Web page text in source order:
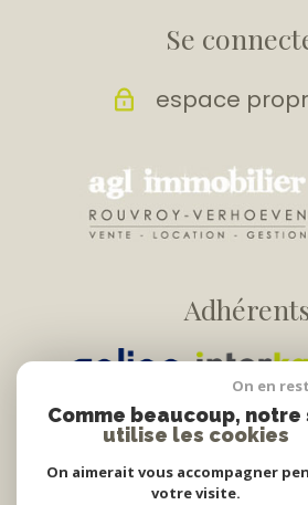
Se
espace
On en
Comme beaucoup, notre
utilise les cookies
On aimerait vous accompagner
votre visite.